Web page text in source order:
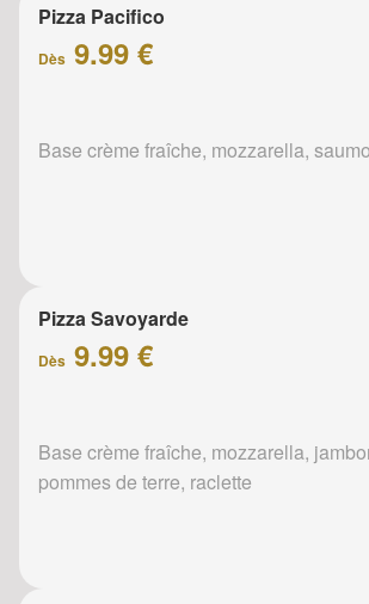
Pizza Pacifico
Dès 9.99 €
Base crème fraîche, mozzarella,
Pizza Savoyarde
Dès 9.99 €
Base crème fraîche, mozzarella,
pommes de terre, raclette